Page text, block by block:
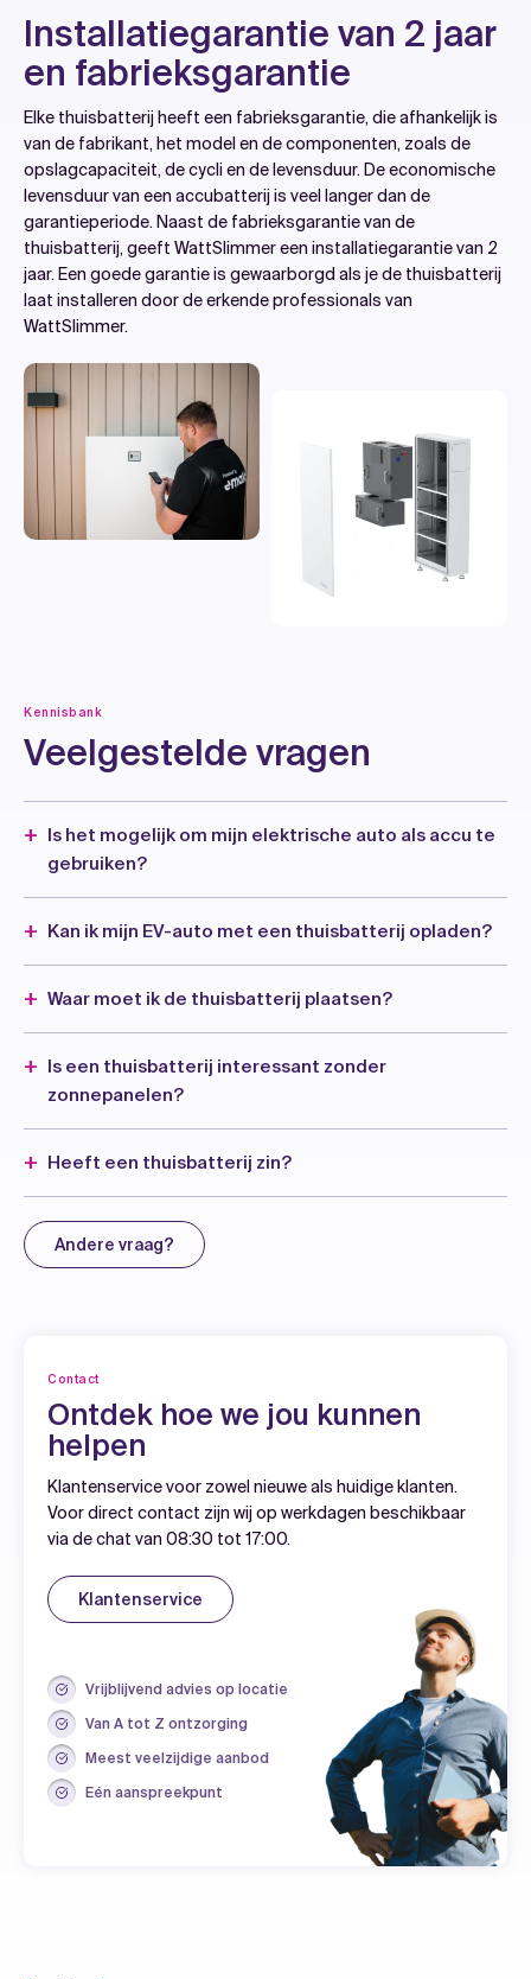
Installatiegarantie van 2 jaar
en fabrieksgarantie
Elke thuisbatterij heeft een fabrieksgarantie, die afhankelijk is
van de fabrikant, het model en de componenten, zoals de
opslagcapaciteit, de cycli en de levensduur. De economische
levensduur van een accubatterij is veel langer dan de
garantieperiode. Naast de fabrieksgarantie van de
thuisbatterij, geeft WattSlimmer een installatiegarantie van 2
jaar. Een goede garantie is gewaarborgd als je de thuisbatterij
laat installeren door de erkende professionals van
WattSlimmer.
Kennisbank
Veelgestelde vragen
Is het mogelijk om mijn elektrische auto als accu te
gebruiken?
Kan ik mijn EV-auto met een thuisbatterij opladen?
Waar moet ik de thuisbatterij plaatsen?
Is een thuisbatterij interessant zonder
zonnepanelen?
Heeft een thuisbatterij zin?
Andere vraag?
Contact
Ontdek hoe we jou kunnen
helpen
Klantenservice voor zowel nieuwe als huidige klanten.
Voor direct contact zijn wij op werkdagen beschikbaar
via de chat van 08:30 tot 17:00.
Klantenservice
Vrijblijvend advies op locatie
Van A tot Z ontzorging
Meest veelzijdige aanbod
Eén aanspreekpunt